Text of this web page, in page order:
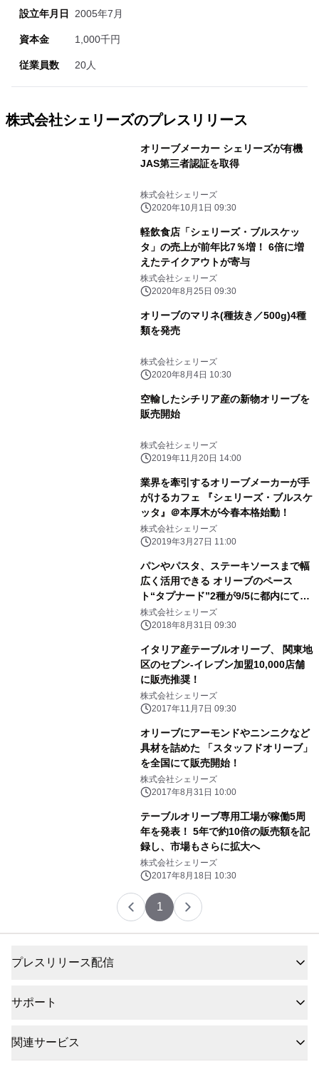
設立年月日 2005年7月
資本金 1,000千円
従業員数 20人
株式会社シェリーズのプレスリリース
オリーブメーカー シェリーズが有機
JAS第三者認証を取得
株式会社シェリーズ
2020年10月1日 09:30
軽飲食店「シェリーズ・ブルスケッ
タ」の売上が前年比7％増！ 6倍に増
えたテイクアウトが寄与
株式会社シェリーズ
2020年8月25日 09:30
オリーブのマリネ(種抜き／500g)4種
類を発売
株式会社シェリーズ
2020年8月4日 10:30
空輸したシチリア産の新物オリーブを
販売開始
株式会社シェリーズ
2019年11月20日 14:00
業界を牽引するオリーブメーカーが手
がけるカフェ 『シェリーズ・ブルスケ
ッタ』＠本厚木が今春本格始動！
株式会社シェリーズ
2019年3月27日 11:00
パンやパスタ、ステーキソースまで幅
広く活用できる オリーブのペース
ト“タプナード”2種が9/5に都内にて発
売
株式会社シェリーズ
2018年8月31日 09:30
イタリア産テーブルオリーブ、 関東地
区のセブン-イレブン加盟10,000店舗
に販売推奨！
株式会社シェリーズ
2017年11月7日 09:30
オリーブにアーモンドやニンニクなど
具材を詰めた 「スタッフドオリーブ」
を全国にて販売開始！
株式会社シェリーズ
2017年8月31日 10:00
テーブルオリーブ専用工場が稼働5周
年を発表！ 5年で約10倍の販売額を記
録し、市場もさらに拡大へ
株式会社シェリーズ
2017年8月18日 10:30
1
プレスリリース配信
サポート
関連サービス